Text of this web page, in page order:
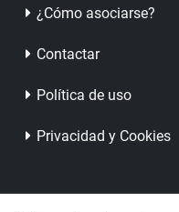
¿Cómo asociarse?
Contactar
Política de uso
Privacidad y Cookies